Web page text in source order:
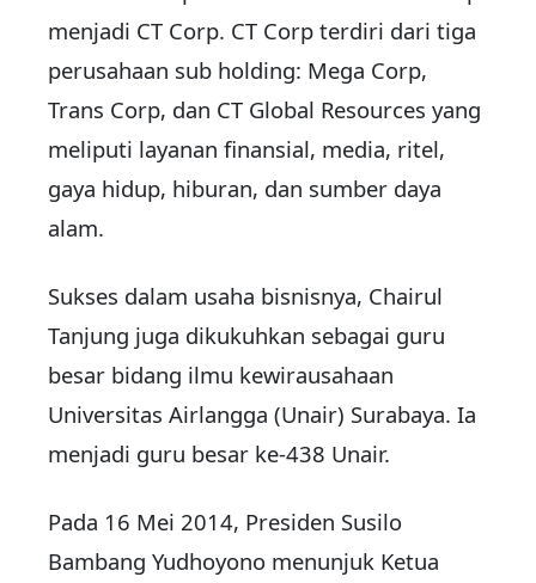
menjadi CT Corp. CT Corp terdiri dari tiga
perusahaan sub holding: Mega Corp,
Trans Corp, dan CT Global Resources yang
meliputi layanan finansial, media, ritel,
gaya hidup, hiburan, dan sumber daya
alam.
Sukses dalam usaha bisnisnya, Chairul
Tanjung juga dikukuhkan sebagai guru
besar bidang ilmu kewirausahaan
Universitas Airlangga (Unair) Surabaya. Ia
menjadi guru besar ke-438 Unair.
Pada 16 Mei 2014, Presiden Susilo
Bambang Yudhoyono menunjuk Ketua